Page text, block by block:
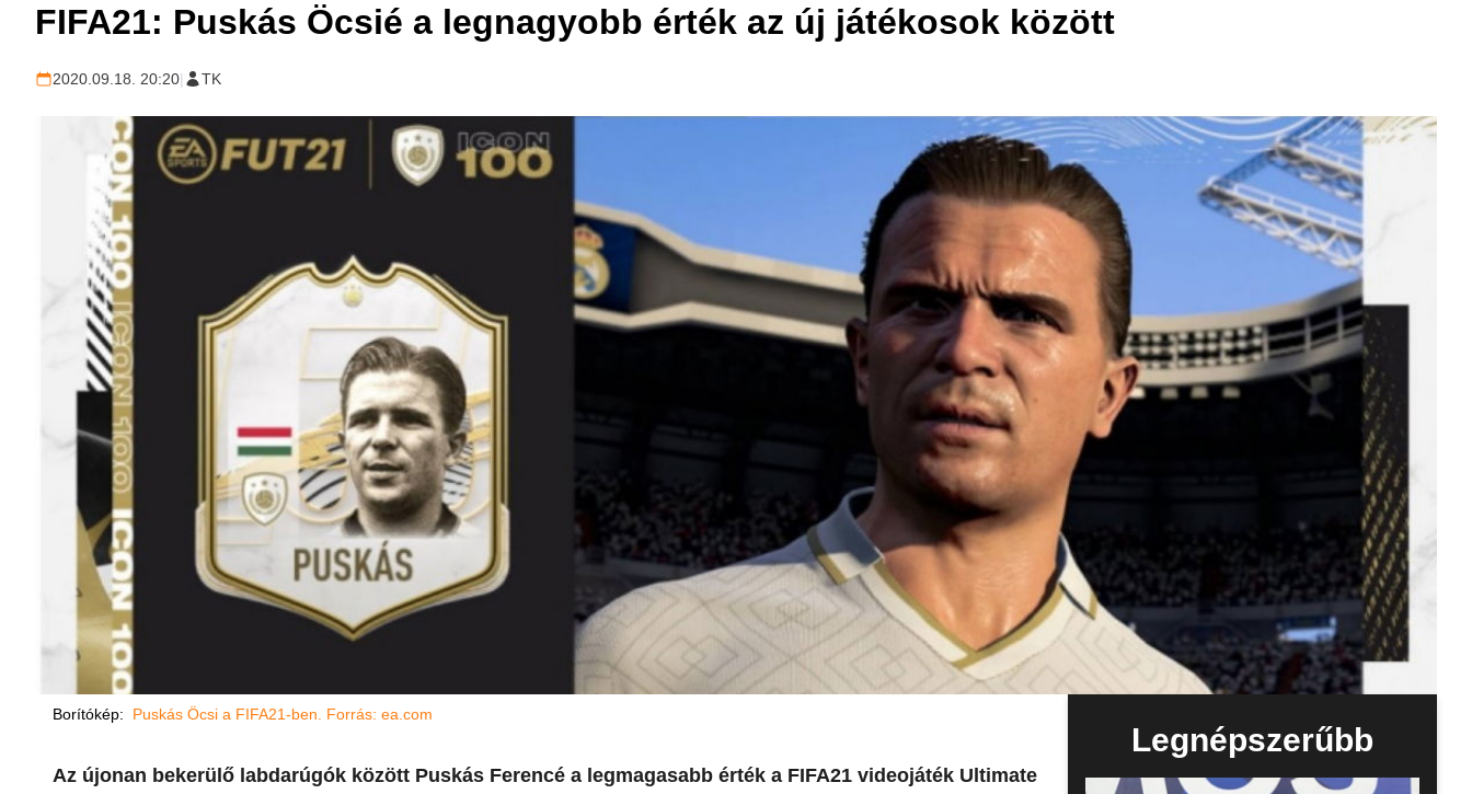
FIFA21: Puskás Öcsié a legnagyobb érték az új játékosok között
2020.09.18. 20:20| TK
Borítókép: Puskás Öcsi a FIFA21-ben. Forrás: ea.com
Az újonan bekerülő labdarúgók között Puskás Ferencé a legmagasabb érték a FIFA21 videojáték Ultimate
Legnépszerűbb